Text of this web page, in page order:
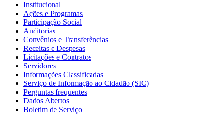
Institucional
Ações e Programas
Participação Social
Auditorias
Convênios e Transferências
Receitas e Despesas
Licitações e Contratos
Servidores
Informações Classificadas
Serviço de Informação ao Cidadão (SIC)
Perguntas frequentes
Dados Abertos
Boletim de Serviço